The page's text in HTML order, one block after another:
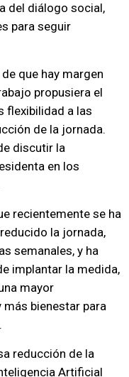
del diálogo social,
para seguir
que hay margen
propusiera el
flexibilidad a las
de la jornada.
discutir la
en los
recientemente se ha
la jornada,
semanales, y ha
implantar la medida,
mayor
bienestar para
reducción de la
Artificial